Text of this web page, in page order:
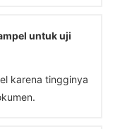
untuk uji
karena tingginya